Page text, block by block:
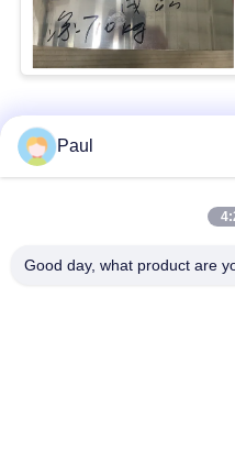
Λαϊκή
Paul
Good day, what product are